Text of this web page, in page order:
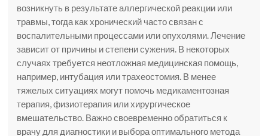
возникнуть в результате аллергической реакции или
травмы, тогда как хронический часто связан с
воспалительными процессами или опухолями. Лечение
зависит от причины и степени сужения. В некоторых
случаях требуется неотложная медицинская помощь,
например, интубация или трахеостомия. В менее
тяжелых ситуациях могут помочь медикаментозная
терапия, физиотерапия или хирургическое
вмешательство. Важно своевременно обратиться к
врачу для диагностики и выбора оптимального метода